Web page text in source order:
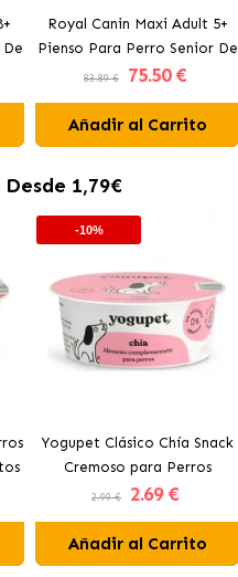
Royal Canin Maxi Adult 5+
Pienso Para Perro Senior De
Raza Grande
83.89 € 75.50 €
Añadir al Carrito
1,79€
-10%
Yogupet Clásico Chía Snack
Cremoso para Perros
2.99 € 2.69 €
Añadir al Carrito